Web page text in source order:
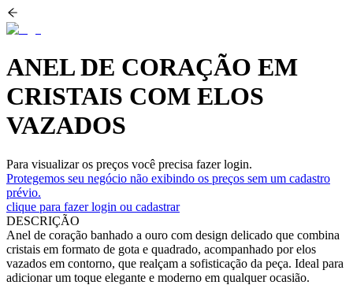
ANEL DE CORAÇÃO EM
CRISTAIS COM ELOS
VAZADOS
Para visualizar os preços você precisa fazer login.
Protegemos seu negócio não exibindo os preços sem um cadastro
prévio.
clique para fazer login ou cadastrar
DESCRIÇÃO
Anel de coração banhado a ouro com design delicado que combina
cristais em formato de gota e quadrado, acompanhado por elos
vazados em contorno, que realçam a sofisticação da peça. Ideal para
adicionar um toque elegante e moderno em qualquer ocasião.